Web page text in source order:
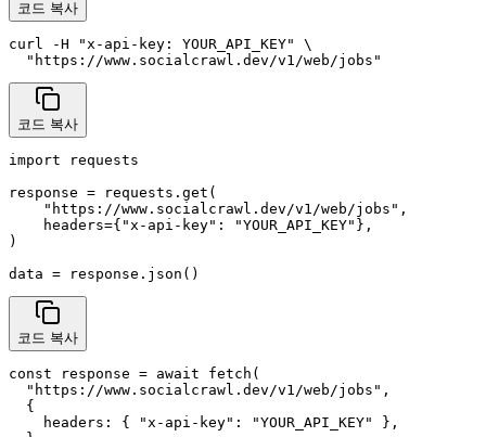
코드 복사
curl -H "x-api-key: YOUR_API_KEY" \
  "https://www.socialcrawl.dev/v1/web/jobs"
코드 복사
import requests
response = requests.get(
    "https://www.socialcrawl.dev/v1/web/jobs",
    headers={"x-api-key": "YOUR_API_KEY"},
)
data = response.json()
코드 복사
const response = await fetch(
  "https://www.socialcrawl.dev/v1/web/jobs",
  {
    headers: { "x-api-key": "YOUR_API_KEY" },